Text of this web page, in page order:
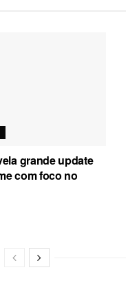
grande update
com foco no